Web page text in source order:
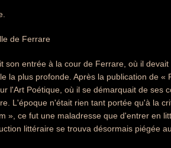
de Ferrare
son entrée à la cour de Ferrare, où il
la plus profonde. Après la publication de
l'Art Poétique, où il se démarquait de ses
L'époque n'était rien tant portée qu'à la
», ce fut une maladresse que d'entrer en
littéraire se trouva désormais piégée